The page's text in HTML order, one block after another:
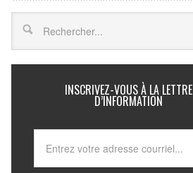
INSCRIVEZ-VOUS À LA LETTRE
D’INFORMATION